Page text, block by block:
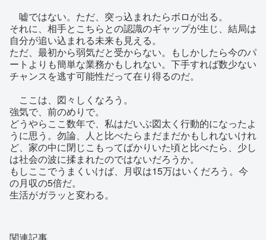
嘘ではない。ただ、突っ込まれたらボロが出る。
それに、相手とこちらとの認識のギャップが生じ、結局は
自分が追い込まれる未来も見える。
ただ、最初から弱気だと受からない。もしかしたら今のパ
ートよりも簡単な業務かもしれない。下手すれば数少ない
チャンスを逃す可能性だって在り得るのだ。
ここは、図々しくなろう。
強気で、前のめりで。
どうやらここ数年で、私はだいぶ図太く行動的になったよ
うに思う。勿論、人と比べたらまだまだかもしれないけれ
ど、家の中に閉じこもってばかりいた頃と比べたら、少し
は社会の波に揉まれたのではないだろうか。
もしここでうまくいけば、月収は15万はいくだろう。今
の月収の5倍だ。
生活がガラッと変わる。
関連記事